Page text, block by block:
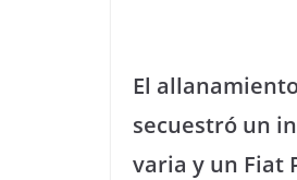
El
secuestró un
varia y un Fiat